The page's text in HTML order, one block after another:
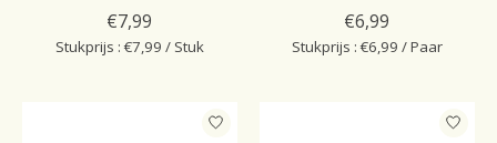
€7,99
Stukprijs : €7,99 / Stuk
€6,99
Stukprijs : €6,99 / Paar